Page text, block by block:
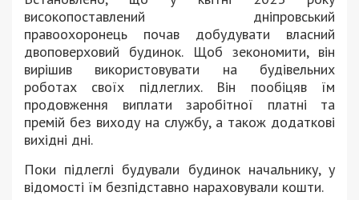
високопоставлений дніпровський
правоохоронець почав добудувати власний
двоповерховий будинок. Щоб зекономити, він
вирішив використовувати на будівельних
роботах своїх підлеглих. Він пообіцяв їм
продовження виплати заробітної платні та
премій без виходу на службу, а також додаткові
вихідні дні.
Поки підлеглі будували будинок начальнику, у
відомості їм безпідставно нараховували кошти.